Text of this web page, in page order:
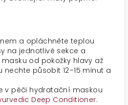
a opláchněte teplou
na jednotlivé sekce a
od pokožky hlavy až
nechte působit 12–15 minut a
v péči hydratační maskou
Deep Conditioner.